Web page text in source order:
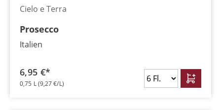
Cielo e Terra
Prosecco
Italien
6,95 €*
0,75 L(9,27 €/L)